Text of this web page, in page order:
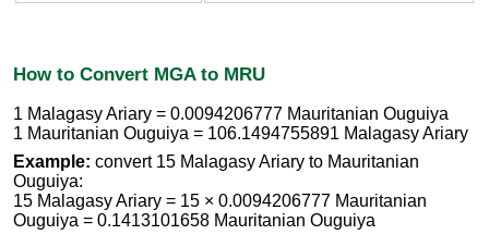
How to Convert MGA to MRU
1 Malagasy Ariary = 0.0094206777 Mauritanian Ouguiya
1 Mauritanian Ouguiya = 106.1494755891 Malagasy Ariary
Example: convert 15 Malagasy Ariary to Mauritanian
Ouguiya:
15 Malagasy Ariary = 15 × 0.0094206777 Mauritanian
Ouguiya = 0.1413101658 Mauritanian Ouguiya